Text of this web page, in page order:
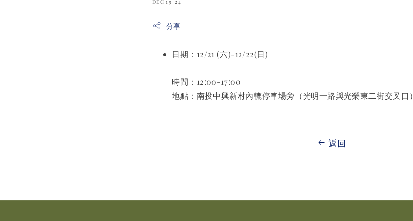
DEC 19, 24
分享
日期：12/21 (六)-12/22(日)
時間：12:00-17:00
地點：南投中興新村內轆停車場旁（光明一路與光榮東二街交叉口）
返回